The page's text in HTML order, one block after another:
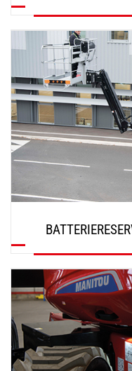
ENTDECKEN
ENTDECKEN